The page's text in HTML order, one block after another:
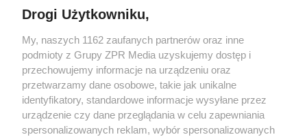
Żaden utwór zamieszczony w serwisie nie może być powielany i
rozpowszechniany lub dalej rozpowszechniany w jakikolwiek sposób (w
tym także elektroniczny lub mechaniczny) na jakimkolwiek polu
eksploatacji w jakiejkolwiek formie, włącznie z umieszczaniem w
Internecie bez pisemnej zgody właściciela praw. Jakiekolwiek użycie lub
wykorzystanie utworów w całości lub w części z naruszeniem prawa,
tzn. bez właściwej zgody, jest zabronione pod groźbą kary i może być
ścigane prawnie.
Drogi Użytkowniku,
My, naszych 1162 zaufanych partnerów oraz inne
podmioty z Grupy ZPR Media uzyskujemy dostęp i
przechowujemy informacje na urządzeniu oraz
przetwarzamy dane osobowe, takie jak unikalne
identyfikatory, standardowe informacje wysyłane przez
urządzenie czy dane przeglądania w celu zapewniania
spersonalizowanych reklam, wybór spersonalizowanych